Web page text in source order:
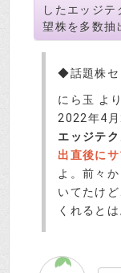
したエッジ
望株を多数抽
◆話題株
にら玉 よ
2022年4
エッジテ
出直後に
よ。前々
いてたけ
くれるとは